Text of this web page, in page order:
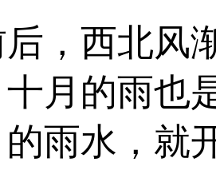
，西北风
月的雨也
雨水，就